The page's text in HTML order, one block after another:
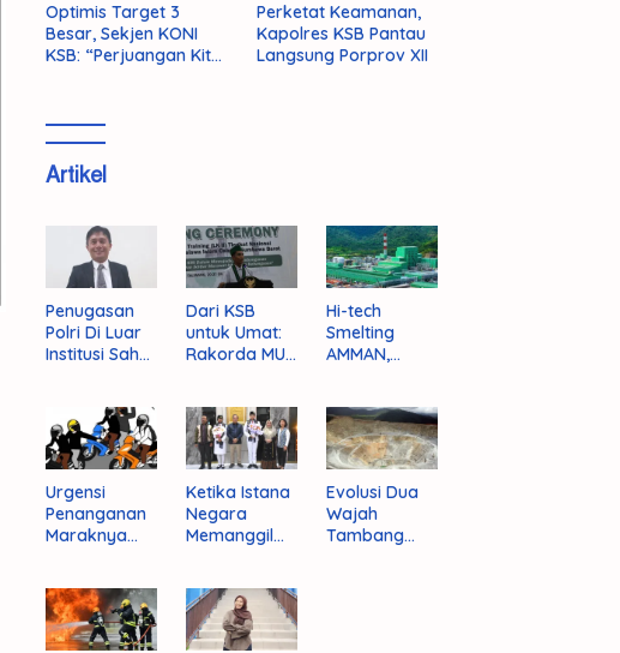
Optimis Target 3
Besar, Sekjen KONI
KSB: “Perjuangan Kita
Perketat Keamanan,
Kapolres KSB Pantau
Langsung Porprov XII
Artikel
Penugasan
Polri Di Luar
Institusi Sah
Hukum
Administrasi
Negara
Dari KSB
untuk Umat:
Rakorda MUI
Kebangkitan
Moral Para
Ulama
Hi-tech
Smelting
AMMAN,
Rajai
Produsen
Tembaga
Dunia
Urgensi
Penanganan
Maraknya
Sumbawa
Barat
Ketika Istana
Negara
Memanggil
Evolusi Dua
Wajah
Tambang